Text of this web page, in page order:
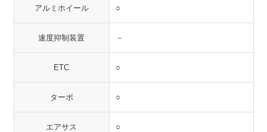
アルミホイール ○
速度抑制装置 －
ETC ○
ターボ ○
エアサス ○